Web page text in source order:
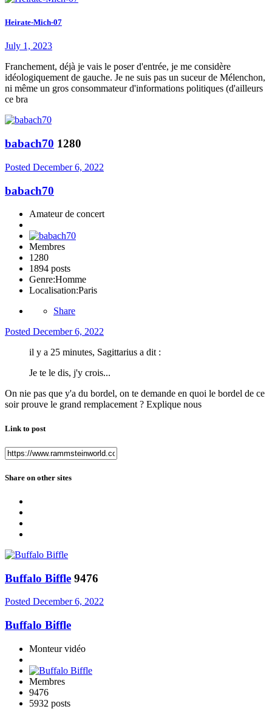
Heirate-Mich-07
July 1, 2023
Franchement, déjà je vais le poser d'entrée, je me considère
idéologiquement de gauche. Je ne suis pas un suceur de Mélenchon,
ni même un gros consommateur d'informations politiques (d'ailleurs
ce bra
babach70 1280
Posted December 6, 2022
babach70
Amateur de concert
Membres
1280
1894 posts
Genre:Homme
Localisation:Paris
Share
Posted December 6, 2022
il y a 25 minutes, Sagittarius a dit :
Je te le dis, j'y crois...
On nie pas que y'a du bordel, on te demande en quoi le bordel de ce
soir prouve le grand remplacement ? Explique nous
Link to post
Share on other sites
Buffalo Biffle 9476
Posted December 6, 2022
Buffalo Biffle
Monteur vidéo
Membres
9476
5932 posts